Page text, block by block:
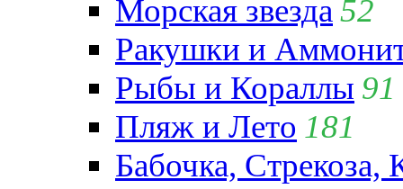
Морская звезда 52
Ракушки и
Рыбы и Кораллы 91
Пляж и Лето 181
Бабочка,